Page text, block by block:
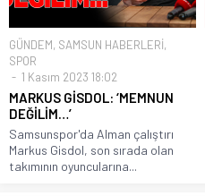
GÜNDEM, SAMSUN HABERLERİ,
SPOR
1 Kasım 2023 18:02
MARKUS GİSDOL: ‘MEMNUN
DEĞİLİM…’
Samsunspor'da Alman çalıştırı
Markus Gisdol, son sırada olan
takımının oyuncularına...